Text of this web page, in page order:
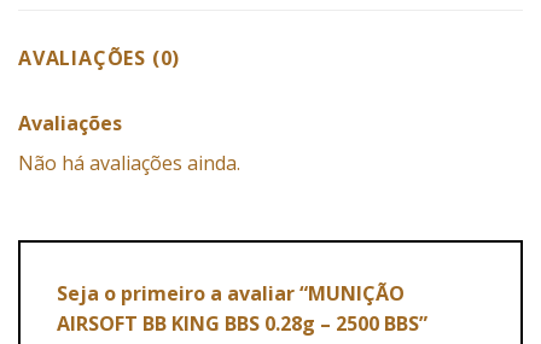
AVALIAÇÕES (0)
Avaliações
Não há avaliações ainda.
Seja o primeiro a avaliar “MUNIÇÃO
AIRSOFT BB KING BBS 0.28g – 2500 BBS”